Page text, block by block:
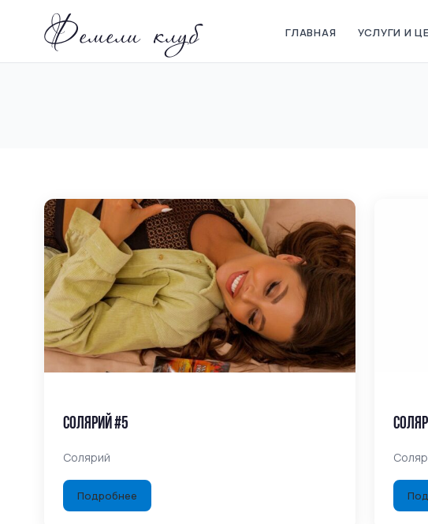
Фемели клуб ГЛАВНАЯ УСЛУГИ И
Солярий #5
Солярий
Подробнее